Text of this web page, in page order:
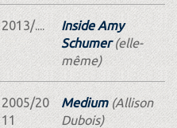
2013/....
Inside Amy
Schumer(elle-
même)
2005/20
11
Medium(Allison
Dubois)